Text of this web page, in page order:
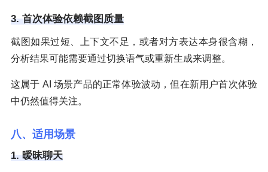
3. 首次体验依赖截图质量
截图如果过短、上下文不足，或者对方表达本身很含糊，
分析结果可能需要通过切换语气或重新生成来调整。
这属于 AI 场景产品的正常体验波动，但在新用户首次体验
中仍然值得关注。
八、适用场景
1. 暧昧聊天